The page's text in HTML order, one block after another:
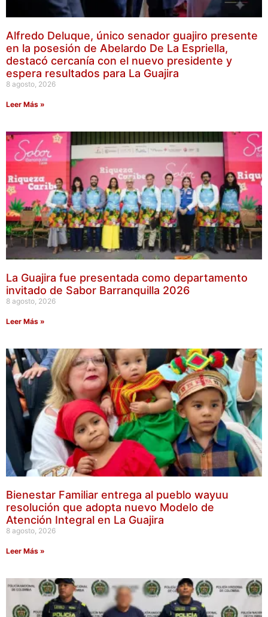
Alfredo Deluque, único senador guajiro presente
en la posesión de Abelardo De La Espriella,
destacó cercanía con el nuevo presidente y
espera resultados para La Guajira
8 agosto, 2026
Leer Más »
La Guajira fue presentada como departamento
invitado de Sabor Barranquilla 2026
8 agosto, 2026
Leer Más »
Bienestar Familiar entrega al pueblo wayuu
resolución que adopta nuevo Modelo de
Atención Integral en La Guajira
8 agosto, 2026
Leer Más »